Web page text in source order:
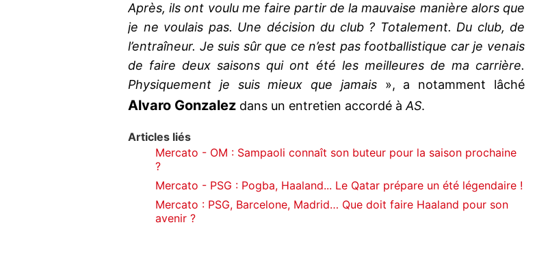
Après, ils ont voulu me faire partir de la mauvaise manière alors que
je ne voulais pas. Une décision du club ? Totalement. Du club, de
l’entraîneur. Je suis sûr que ce n’est pas footballistique car je venais
de faire deux saisons qui ont été les meilleures de ma carrière.
Physiquement je suis mieux que jamais», a notamment lâché
Alvaro Gonzalez dans un entretien accordé àAS.
Articles liés
Mercato - OM : Sampaoli connaît son buteur pour la saison prochaine
?
Mercato - PSG : Pogba, Haaland... Le Qatar prépare un été légendaire !
Mercato : PSG, Barcelone, Madrid… Que doit faire Haaland pour son
avenir ?